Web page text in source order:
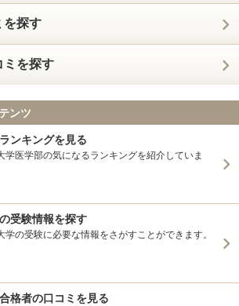
を探す
ミを探す
ンツ
ンキングを見る
学医学部の気になるランキングを紹介していま
受験情報を探す
学の受験に必要な情報をさがすことができます。
格者の口コミを見る